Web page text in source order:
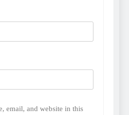
email, and website in this